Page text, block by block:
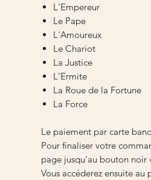
L'Empereur
Le Pape
L'Amoureux
Le Chariot
La Justice
L'Ermite
La Roue de la Fortune
La Force
Le paiement par carte
Pour finaliser votre
page jusqu’au bouton noir
Vous accéderez ensuite